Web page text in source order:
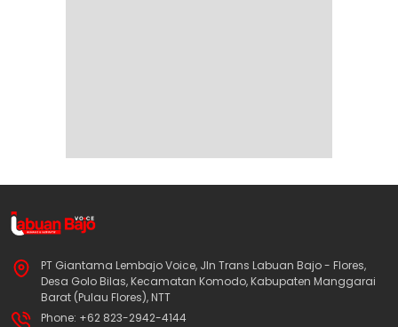
PT Giantama Lembajo Voice, Jln Trans Labuan Bajo - Flores,
Desa Golo Bilas, Kecamatan Komodo, Kabupaten Manggarai
Barat (Pulau Flores), NTT
Phone: +62 823-2942-4144